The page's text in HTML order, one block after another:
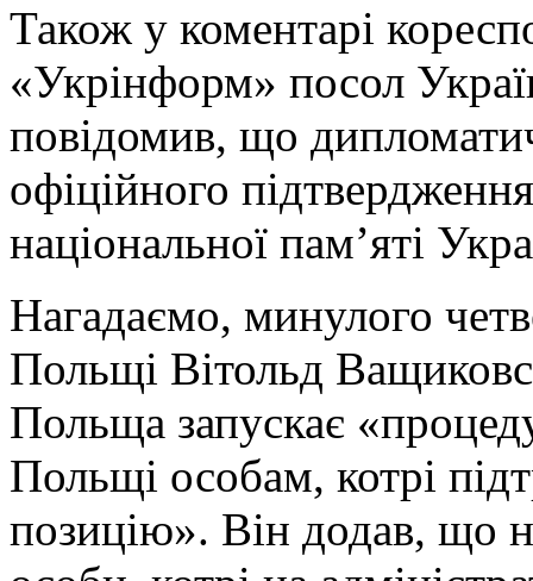
Також у коментарі
«Укрінформ» посол
повідомив, що
офіційного
національної пам’яті
Нагадаємо, минулого
Польщі Вітольд
Польща запускає
Польщі особам, котрі
позицію». Він додав, що